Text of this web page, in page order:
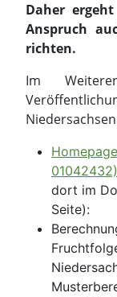
Daher
Anspruch
richten.
Im
dort im
Seite):